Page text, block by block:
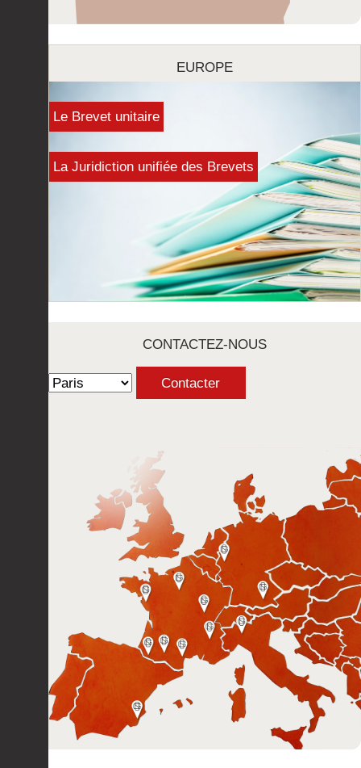
EUROPE
Le Brevet unitaire
La Juridiction unifiée des Brevets
CONTACTEZ-NOUS